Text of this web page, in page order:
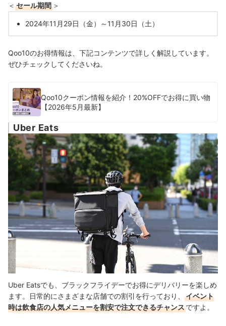
＜ セール期間 ＞
2024年11月29日（金）～11月30日（土）
Qoo10のお得情報は、下記コンテンツで詳しく解説しています。
ぜひチェックしてくださいね。
Qoo10クーポン情報を紹介！20%OFFでお得に買い物
【2026年5月最新】
Uber Eats
Uber Eatsでも、ブラックフライデーでお得にデリバリーを楽しめ
ます。日常的にさまざまな店舗での割引を行っており、
イベント
時は飲食店の人気メニューを割安で注文できるチャンスですよ。